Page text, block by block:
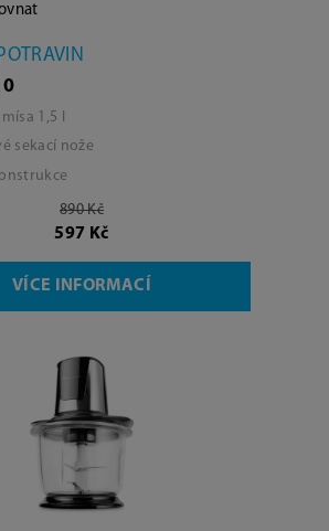
1,5 l
sekací nože
890 Kč
597 Kč
VÍCE INFORMACÍ